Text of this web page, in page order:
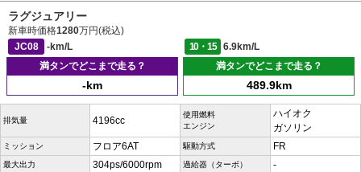
ラグジュアリー
新車時価格1280万円(税込)
JC08
-km/L 10・15
6.9km/L
満タンでどこまで走る？
-km
満タンでどこまで走る？
489.9km
排気量 4196cc
使用燃料
エンジン
ハイオク
ガソリン
ミッション フロア6AT 駆動方式 FR
最大出力 304ps/6000rpm 過給器（ターボ） -